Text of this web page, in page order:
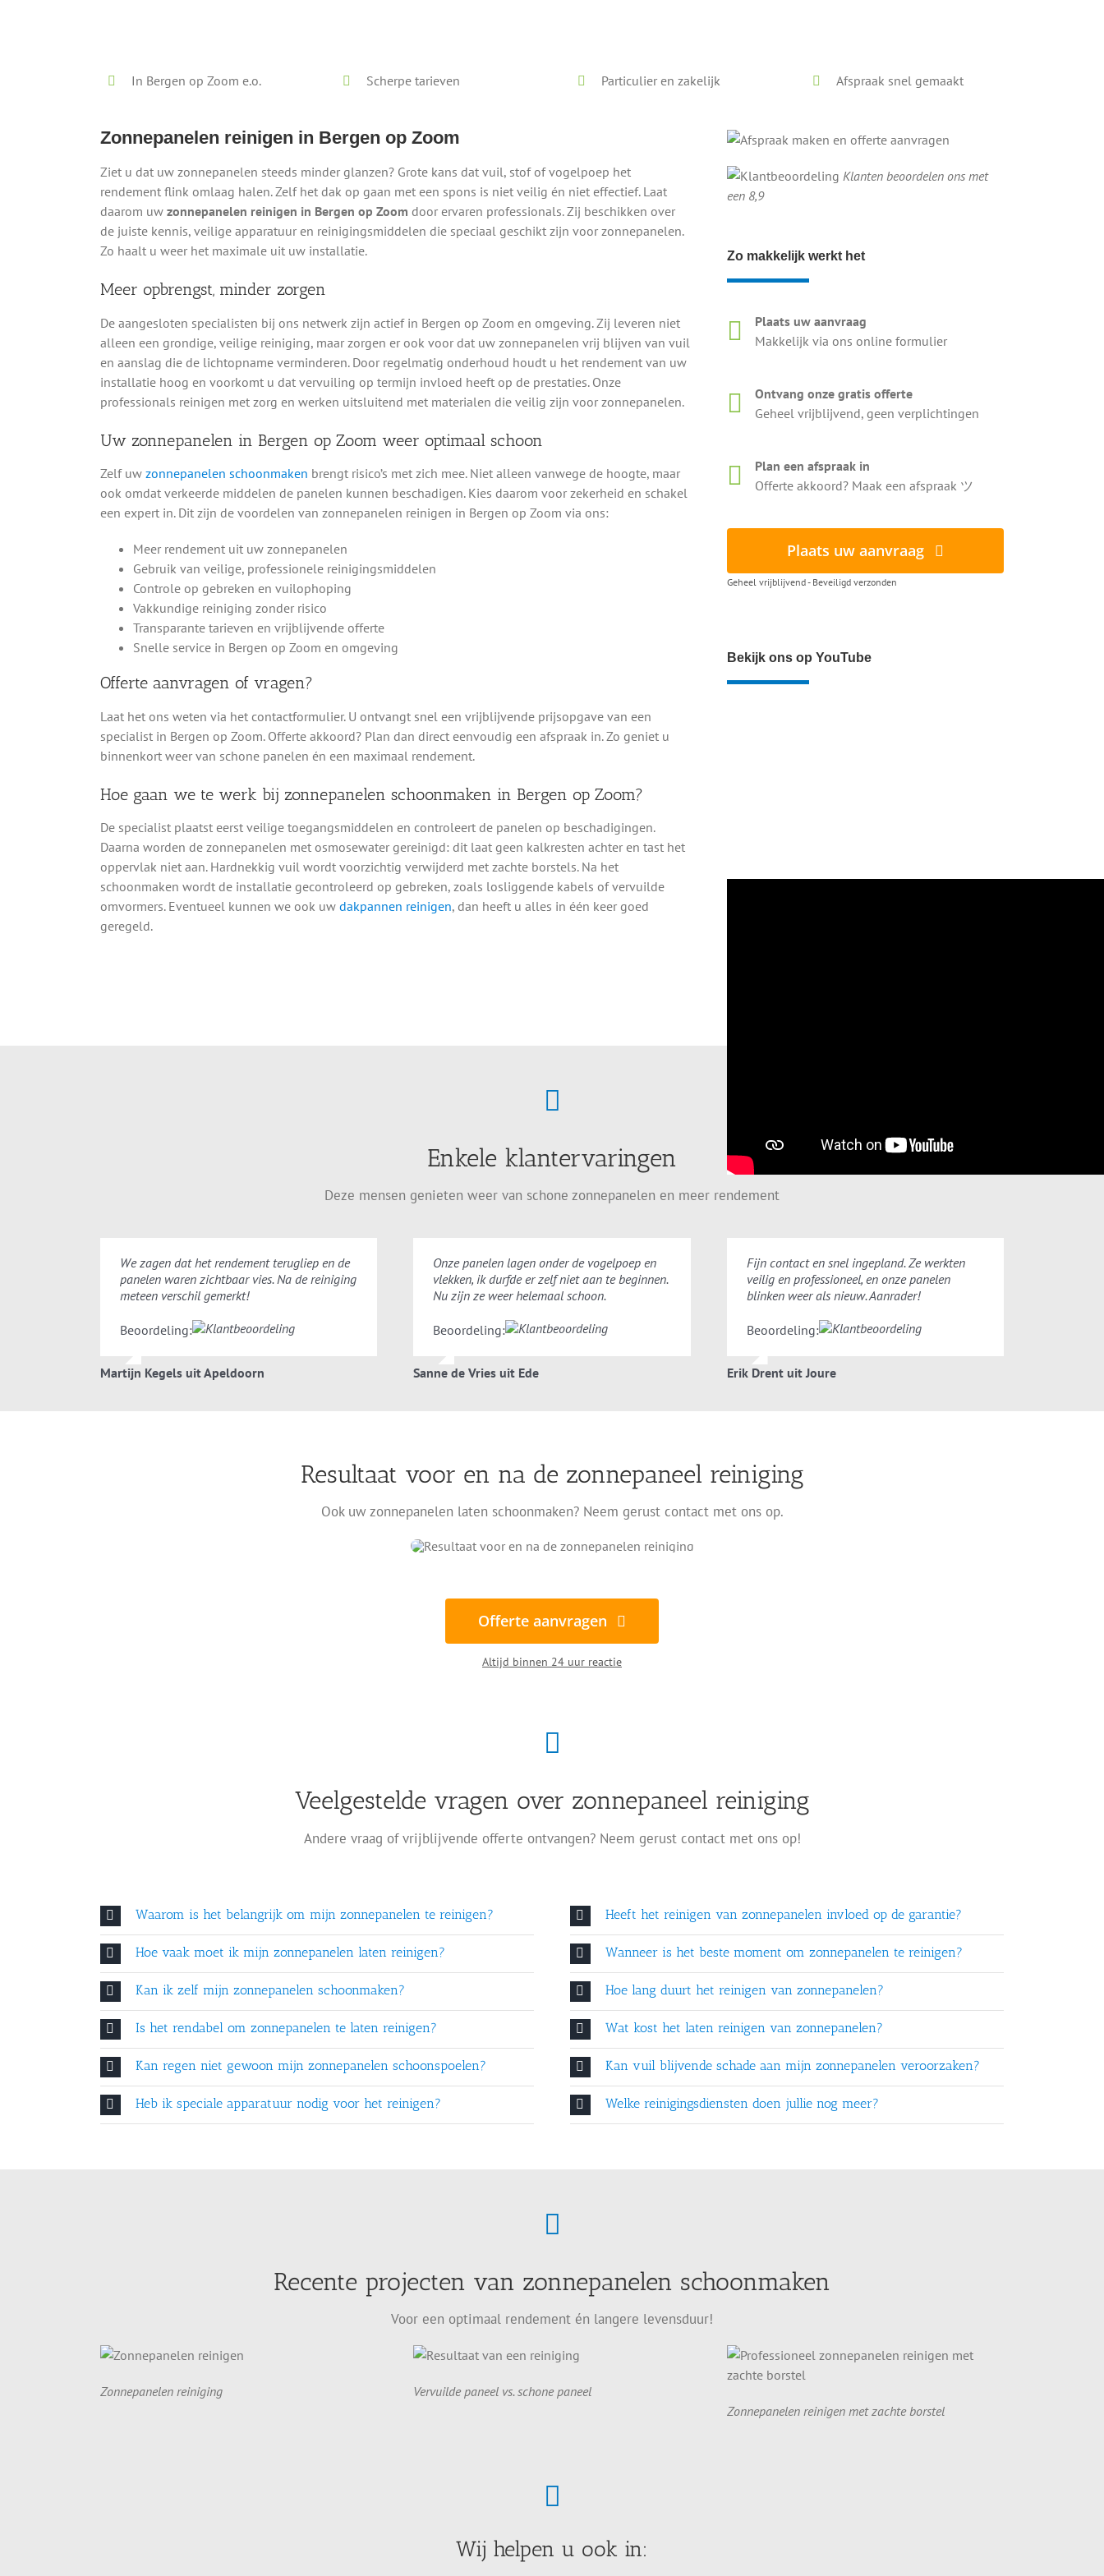
In Bergen op Zoom e.o. Scherpe tarieven Particulier en zakelijk Afspraak snel gemaakt
Zonnepanelen reinigen in Bergen op Zoom
Ziet u dat uw zonnepanelen steeds minder glanzen? Grote kans dat vuil, stof of vogelpoep het
rendement flink omlaag halen. Zelf het dak op gaan met een spons is niet veilig én niet effectief. Laat
daarom uw zonnepanelen reinigen in Bergen op Zoom door ervaren professionals. Zij beschikken over
de juiste kennis, veilige apparatuur en reinigingsmiddelen die speciaal geschikt zijn voor zonnepanelen.
Zo haalt u weer het maximale uit uw installatie.
Meer opbrengst, minder zorgen
De aangesloten specialisten bij ons netwerk zijn actief in Bergen op Zoom en omgeving. Zij leveren niet
alleen een grondige, veilige reiniging, maar zorgen er ook voor dat uw zonnepanelen vrij blijven van vuil
en aanslag die de lichtopname verminderen. Door regelmatig onderhoud houdt u het rendement van uw
installatie hoog en voorkomt u dat vervuiling op termijn invloed heeft op de prestaties. Onze
professionals reinigen met zorg en werken uitsluitend met materialen die veilig zijn voor zonnepanelen.
Uw zonnepanelen in Bergen op Zoom weer optimaal schoon
Zelf uw zonnepanelen schoonmaken brengt risico’s met zich mee. Niet alleen vanwege de hoogte, maar
ook omdat verkeerde middelen de panelen kunnen beschadigen. Kies daarom voor zekerheid en schakel
een expert in. Dit zijn de voordelen van zonnepanelen reinigen in Bergen op Zoom via ons:
Meer rendement uit uw zonnepanelen
Gebruik van veilige, professionele reinigingsmiddelen
Controle op gebreken en vuilophoping
Vakkundige reiniging zonder risico
Transparante tarieven en vrijblijvende offerte
Snelle service in Bergen op Zoom en omgeving
Offerte aanvragen of vragen?
Laat het ons weten via het contactformulier. U ontvangt snel een vrijblijvende prijsopgave van een
specialist in Bergen op Zoom. Offerte akkoord? Plan dan direct eenvoudig een afspraak in. Zo geniet u
binnenkort weer van schone panelen én een maximaal rendement.
Hoe gaan we te werk bij zonnepanelen schoonmaken in Bergen op Zoom?
De specialist plaatst eerst veilige toegangsmiddelen en controleert de panelen op beschadigingen.
Daarna worden de zonnepanelen met osmosewater gereinigd: dit laat geen kalkresten achter en tast het
oppervlak niet aan. Hardnekkig vuil wordt voorzichtig verwijderd met zachte borstels. Na het
schoonmaken wordt de installatie gecontroleerd op gebreken, zoals losliggende kabels of vervuilde
omvormers. Eventueel kunnen we ook uw dakpannen reinigen, dan heeft u alles in één keer goed
geregeld.
Klanten beoordelen ons met
een 8,9
Zo makkelijk werkt het
Plaats uw aanvraag
Makkelijk via ons online formulier
Ontvang onze gratis offerte
Geheel vrijblijvend, geen verplichtingen
Plan een afspraak in
Offerte akkoord? Maak een afspraak ツ
Plaats uw aanvraag
Geheel vrijblijvend - Beveiligd verzonden
Bekijk ons op YouTube
Enkele klantervaringen
Deze mensen genieten weer van schone zonnepanelen en meer rendement
We zagen dat het rendement terugliep en de
panelen waren zichtbaar vies. Na de reiniging
meteen verschil gemerkt!
Beoordeling:
Martijn Kegels uit Apeldoorn
Onze panelen lagen onder de vogelpoep en
vlekken, ik durfde er zelf niet aan te beginnen.
Nu zijn ze weer helemaal schoon.
Beoordeling:
Sanne de Vries uit Ede
Fijn contact en snel ingepland. Ze werkten
veilig en professioneel, en onze panelen
blinken weer als nieuw. Aanrader!
Beoordeling:
Erik Drent uit Joure
Resultaat voor en na de zonnepaneel reiniging
Ook uw zonnepanelen laten schoonmaken? Neem gerust contact met ons op.
Offerte aanvragen
Altijd binnen 24 uur reactie
Veelgestelde vragen over zonnepaneel reiniging
Andere vraag of vrijblijvende offerte ontvangen? Neem gerust contact met ons op!
Waarom is het belangrijk om mijn zonnepanelen te reinigen?
Hoe vaak moet ik mijn zonnepanelen laten reinigen?
Kan ik zelf mijn zonnepanelen schoonmaken?
Is het rendabel om zonnepanelen te laten reinigen?
Kan regen niet gewoon mijn zonnepanelen schoonspoelen?
Heb ik speciale apparatuur nodig voor het reinigen?
Heeft het reinigen van zonnepanelen invloed op de garantie?
Wanneer is het beste moment om zonnepanelen te reinigen?
Hoe lang duurt het reinigen van zonnepanelen?
Wat kost het laten reinigen van zonnepanelen?
Kan vuil blijvende schade aan mijn zonnepanelen veroorzaken?
Welke reinigingsdiensten doen jullie nog meer?
Recente projecten van zonnepanelen schoonmaken
Voor een optimaal rendement én langere levensduur!
Zonnepanelen reiniging
Vervuilde paneel vs. schone paneel
Zonnepanelen reinigen met zachte borstel
Wij helpen u ook in: